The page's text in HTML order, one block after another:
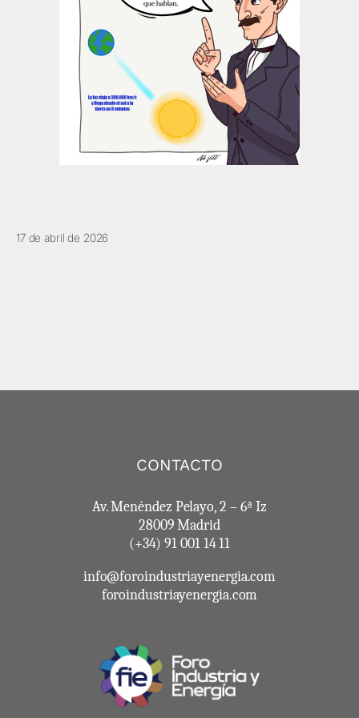
17 de abril de 2026
CONTACTO
Av. Menéndez Pelayo, 2 – 6ª Iz
28009 Madrid
(+34) 91 001 14 11
info@foroindustriayenergia.com
foroindustriayenergia.com